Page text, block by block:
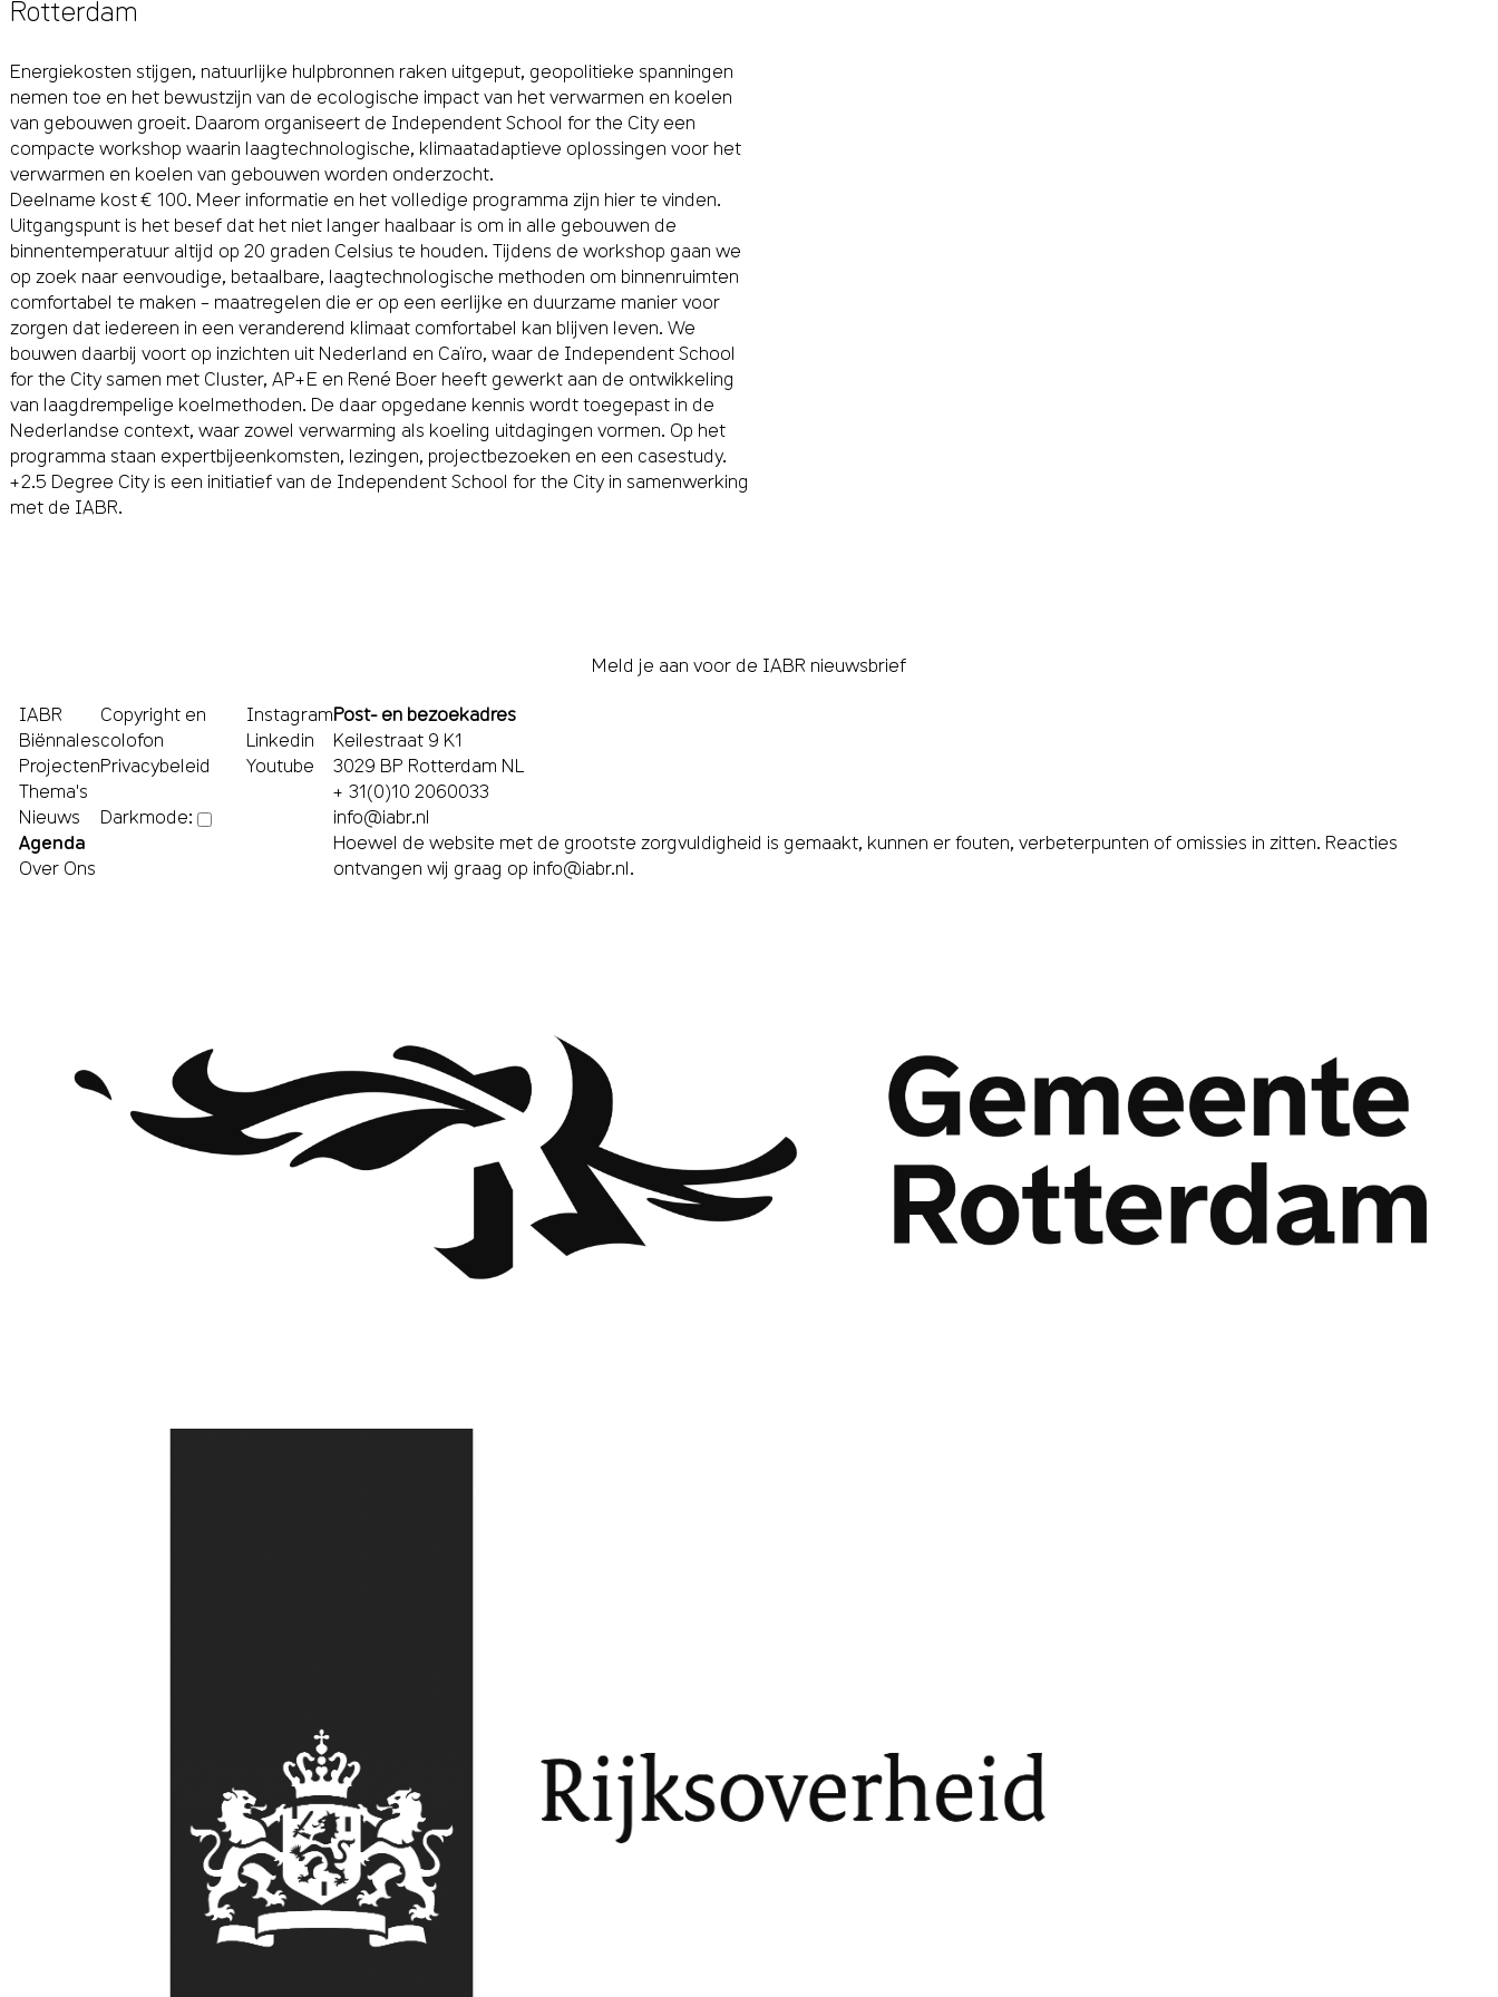
Rotterdam
Energiekosten stijgen, natuurlijke hulpbronnen raken uitgeput, geopolitieke spanningen
nemen toe en het bewustzijn van de ecologische impact van het verwarmen en koelen
van gebouwen groeit. Daarom organiseert de Independent School for the City een
compacte workshop waarin laagtechnologische, klimaatadaptieve oplossingen voor het
verwarmen en koelen van gebouwen worden onderzocht.
Deelname kost € 100. Meer informatie en het volledige programma zijn hierte vinden.
Uitgangspunt is het besef dat het niet langer haalbaar is om in alle gebouwen de
binnentemperatuur altijd op 20 graden Celsius te houden. Tijdens de workshop gaan we
op zoek naar eenvoudige, betaalbare, laagtechnologische methoden om binnenruimten
comfortabel te maken – maatregelen die er op een eerlijke en duurzame manier voor
zorgen dat iedereen in een veranderend klimaat comfortabel kan blijven leven. We
bouwen daarbij voort op inzichten uit Nederland en Caïro, waar de Independent School
for the City samen met Cluster, AP+E en René Boer heeft gewerkt aan de ontwikkeling
van laagdrempelige koelmethoden. De daar opgedane kennis wordt toegepast in de
Nederlandse context, waar zowel verwarming als koeling uitdagingen vormen. Op het
programma staan expertbijeenkomsten, lezingen, projectbezoeken en een casestudy.
+2.5 Degree City is een initiatief van de Independent School for the Cityin samenwerking
met de IABR.
Meld je aan voor de IABR nieuwsbrief
IABR
Biënnales
Projecten
Thema's
Nieuws
Agenda
Over Ons
Copyright en
colofon
Privacybeleid
Darkmode:
Instagram
Linkedin
Youtube
Post- en bezoekadres
Keilestraat 9 K1
3029 BP Rotterdam NL
+ 31(0)10 2060033
info@iabr.nl
Hoewel de website met de grootste zorgvuldigheid is gemaakt, kunnen er fouten, verbeterpunten of omissies in zitten. Reacties
ontvangen wij graag op info@iabr.nl.